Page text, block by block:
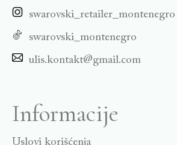
swarovski_retailer_montenegro
swarovski_montenegro
ulis.kontakt@gmail.com
Informacije
Uslovi korišćenja